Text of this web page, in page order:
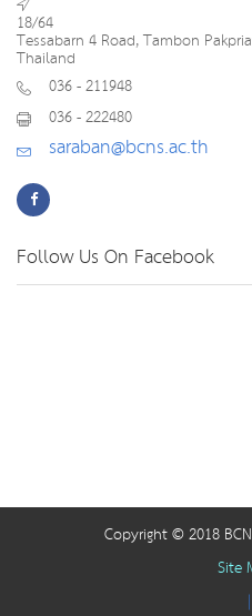
18/64
Tessabarn 4 Road, Tambon
Thailand
036 - 211948
036 - 222480
saraban@bcns.ac.th
Follow Us On Facebook
Copyright © 2018
Site
|